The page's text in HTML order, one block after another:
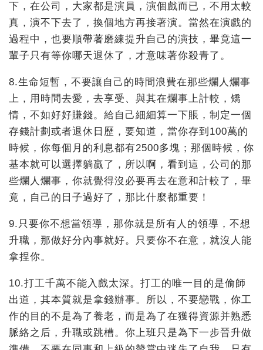
下，在公司，大家都是演員，演個戲而已，不用太較
真，演不下去了，換個地方再接著演。當然在演戲的
過程中，也要順帶著磨練提升自己的演技，畢竟這一
輩子只有等你哪天退休了，才意味著你殺青了。
8.生命短暫，不要讓自己的時間浪費在那些爛人爛事
上，用時間去愛，去享受、與其在爛事上計較，矯
情，不如好好賺錢。給自己細細算一下賬，制定一個
存錢計劃或者退休日歷，要知道，當你存到100萬的
時候，你每個月的利息都有2500多塊；那個時候，你
基本就可以選擇躺贏了，所以啊，看到這，公司的那
些爛人爛事，你就覺得沒必要再去在意和計較了，畢
竟，自己的日子過好了，那比什麼都重要！
9.只要你不想當領導，那你就是所有人的領導，不想
升職，那做好分內事就好。只要你不在意，就沒人能
拿捏你。
10.打工千萬不能入戲太深。打工的唯一目的是偷師
出道，其本質就是拿錢辦事。所以，不要戀戰，你工
作的目的不是為了養老，而是為了在獲得資源并熟悉
脈絡之后，升職或跳槽。你上班只是為下一步晉升做